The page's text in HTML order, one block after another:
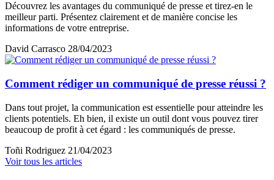
Découvrez les avantages du communiqué de presse et tirez-en le
meilleur parti. Présentez clairement et de manière concise les
informations de votre entreprise.
David Carrasco 28/04/2023
Comment rédiger un communiqué de presse réussi ?
Dans tout projet, la communication est essentielle pour atteindre les
clients potentiels. Eh bien, il existe un outil dont vous pouvez tirer
beaucoup de profit à cet égard : les communiqués de presse.
Toñi Rodriguez 21/04/2023
Voir tous les articles